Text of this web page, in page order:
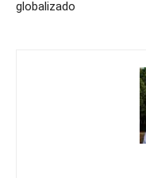
globalizado